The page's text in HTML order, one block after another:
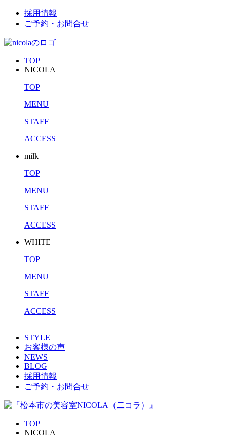
採用情報
ご予約・お問合せ
TOP
NICOLA
TOP
MENU
STAFF
ACCESS
milk
TOP
MENU
STAFF
ACCESS
WHITE
TOP
MENU
STAFF
ACCESS
STYLE
お客様の声
NEWS
BLOG
採用情報
ご予約・お問合せ
TOP
NICOLA